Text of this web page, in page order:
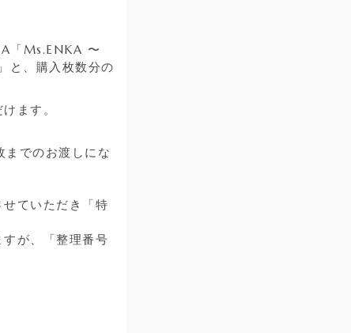
「Ms.ENKA 〜
と、購入枚数分の
ます。
までのお渡しにな
ていただき「特
が、「整理番号